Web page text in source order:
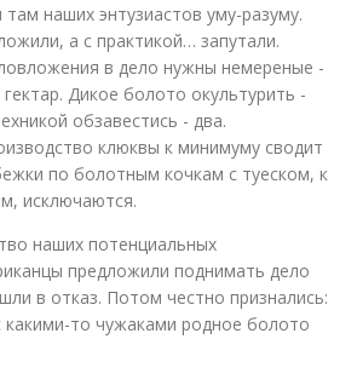
наших энтузиастов уму-разуму.
а с практикой… запутали.
в дело нужны немереные -
Дикое болото окультурить -
обзавестись - два.
клюквы к минимуму сводит
по болотным кочкам с туеском, к
исключаются.
наших потенциальных
предложили поднимать дело
в отказ. Потом честно признались:
какими-то чужаками родное болото